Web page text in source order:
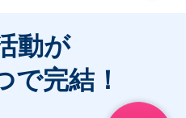
動が
で完結！